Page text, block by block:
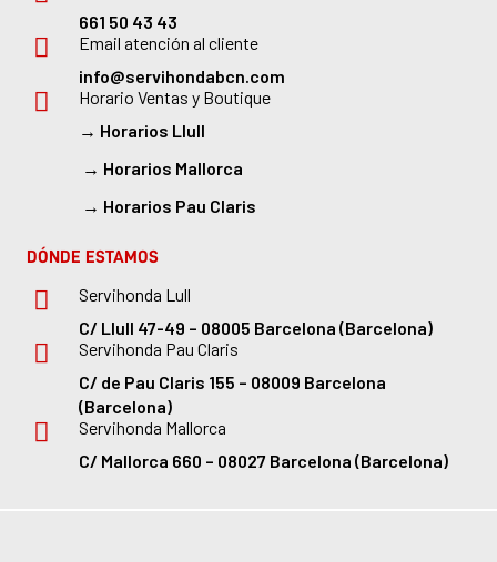
661 50 43 43
Email atención al cliente
info@servihondabcn.com
Horario Ventas y Boutique
→ Horarios Llull
→ Horarios Mallorca
→ Horarios Pau Claris
DÓNDE ESTAMOS
Servihonda Lull
C/ Llull 47-49 – 08005 Barcelona (Barcelona)
Servihonda Pau Claris
C/ de Pau Claris 155 – 08009 Barcelona
(Barcelona)
Servihonda Mallorca
C/ Mallorca 660 – 08027 Barcelona (Barcelona)